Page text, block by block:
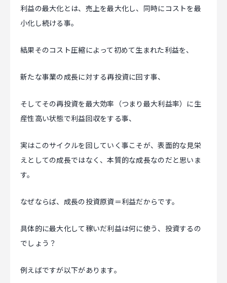
利益の最大化とは、売上を最大化し、同時にコストを最
小化し続ける事。
結果そのコスト圧縮によって初めて生まれた利益を、
新たな事業の成長に対する再投資に回す事、
そしてその再投資を最大効率（つまり最大利益率）に生
産性高い状態で利益回収をする事、
実はこのサイクルを回していく事こそが、表面的な見栄
えとしての成長ではなく、本質的な成長なのだと思いま
す。
なぜならば、成長の投資原資＝利益だからです。
具体的に最大化して稼いだ利益は何に使う、投資するの
でしょう？
例えばですが以下があります。